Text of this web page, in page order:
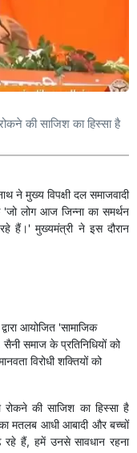
की साजिश का हिस्सा है
ने मुख्य विपक्षी दल समाजवादी
'जो लोग आज जिन्ना का समर्थन
हैं।' मुख्यमंत्री ने इस दौरान
आयोजित 'सामाजिक
समाज के प्रतिनिधियों को
विरोधी शक्तियों को
की साजिश का हिस्सा है
मतलब आधी आबादी और बच्‍चों
हैं, हमें उनसे सावधान रहना